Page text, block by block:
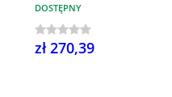
DOSTĘPNY
zł 270,39